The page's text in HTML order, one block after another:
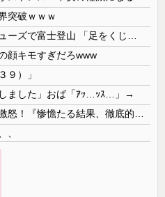
突破ｗｗｗ
顔キモすぎだろwww
９）」
ました」おば「ｱｯ…ｯｽ…」→
、